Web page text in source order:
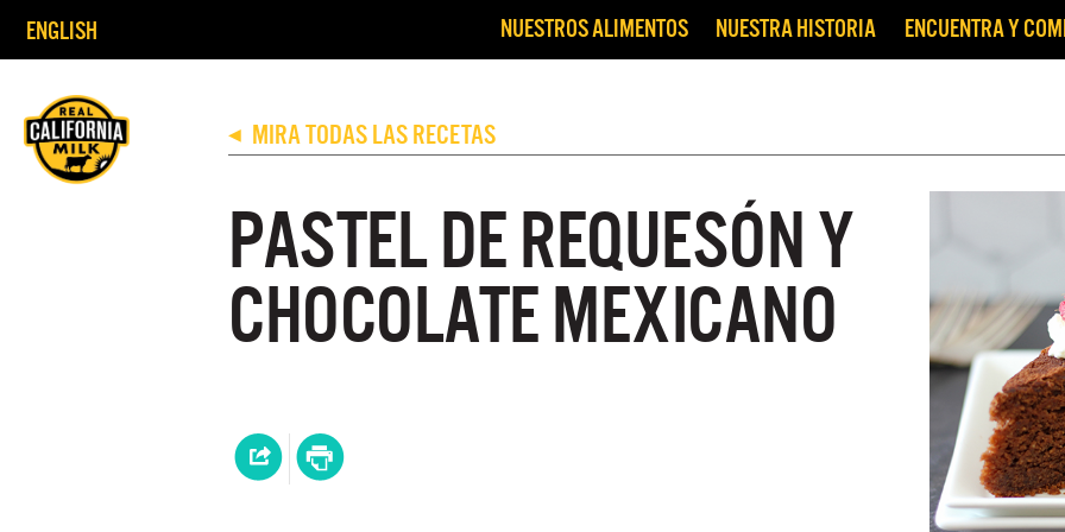
ENGLISH NUESTROS ALIMENTOS NUESTRA HISTORIA ENCUENTRA Y
◀ MIRA TODAS LAS RECETAS
PASTEL DE REQUESÓN Y
CHOCOLATE MEXICANO